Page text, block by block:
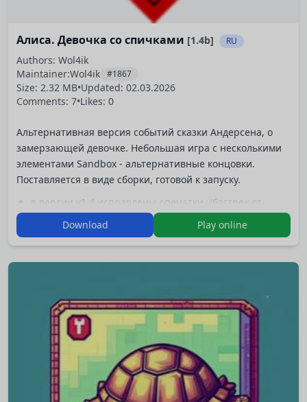
Алиса. Девочка со спичками [1.4b] RU
Authors: Wol4ik
Maintainer:Wol4ik #1867
Size: 2.32 MB•Updated: 02.03.2026
Comments: 7•Likes: 0
Альтернативная версия событий сказки Андерсена, о
замерзающей девочке. Небольшая игра с несколькими
элементами Sandbox - альтернативные концовки.
Поставляется в виде сборки, готовой к запуску.
в версии v1.4 исправлены опечатки. /багтрек от
Игра перезалита 24.02.2018
Download Play online